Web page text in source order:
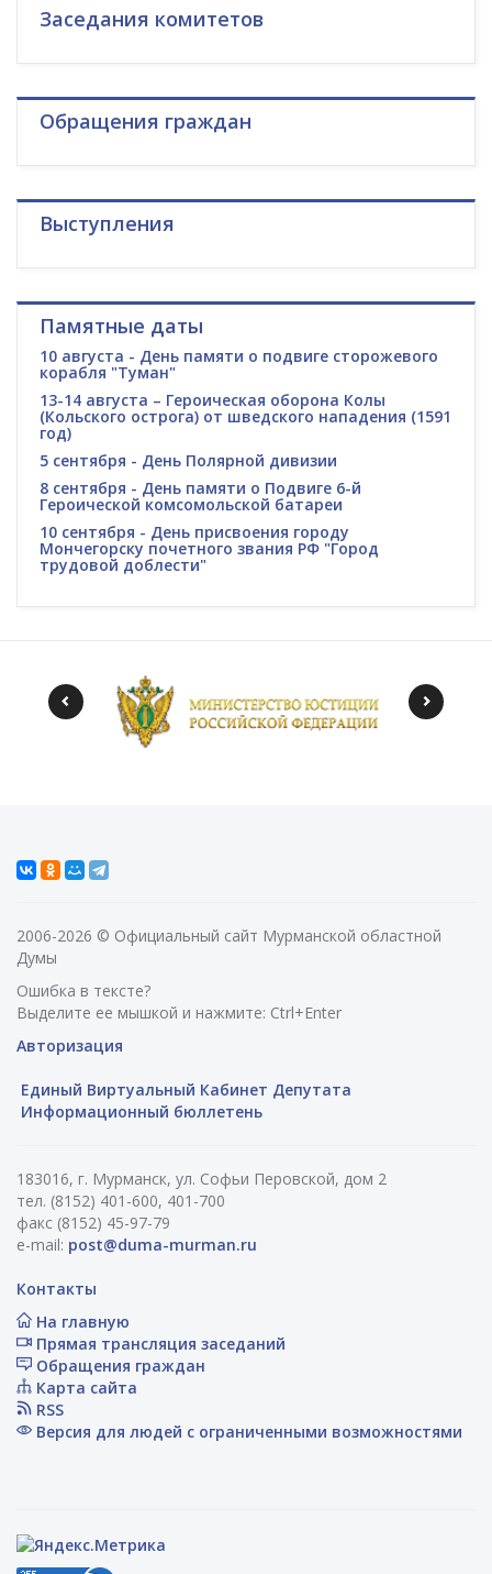
Заседания комитетов
Обращения граждан
Выступления
Памятные даты
10 августа - День памяти о подвиге сторожевого
корабля "Туман"
13-14 августа – Героическая оборона Колы
(Кольского острога) от шведского нападения (1591
год)
5 сентября - День Полярной дивизии
8 сентября - День памяти о Подвиге 6-й
Героической комсомольской батареи
10 сентября - День присвоения городу
Мончегорску почетного звания РФ "Город
трудовой доблести"
2006-2026 © Официальный сайт Мурманской областной
Думы
Ошибка в тексте?
Выделите ее мышкой и нажмите: Ctrl+Enter
Авторизация
Единый Виртуальный Кабинет Депутата
Информационный бюллетень
183016, г. Мурманск, ул. Софьи Перовской, дом 2
тел. (8152) 401-600, 401-700
факс (8152) 45-97-79
e-mail: post@duma-murman.ru
Контакты
На главную
Прямая трансляция заседаний
Обращения граждан
Карта сайта
RSS
Версия для людей с ограниченными возможностями